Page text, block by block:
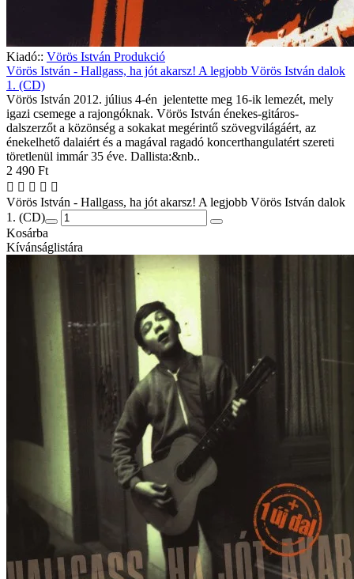
Kiadó:: Vörös István Produkció
Vörös István - Hallgass, ha jót akarsz! A legjobb Vörös István dalok
1. (CD)
Vörös István 2012. július 4-én jelentette meg 16-ik lemezét, mely
igazi csemege a rajongóknak. Vörös István énekes-gitáros-
dalszerzőt a közönség a sokakat megérintő szövegvilágáért, az
énekelhető dalaiért és a magával ragadó koncerthangulatért szereti
töretlenül immár 35 éve. Dallista:&nb..
2 490 Ft
Vörös István - Hallgass, ha jót akarsz! A legjobb Vörös István dalok
1. (CD)
Kosárba
Kívánságlistára